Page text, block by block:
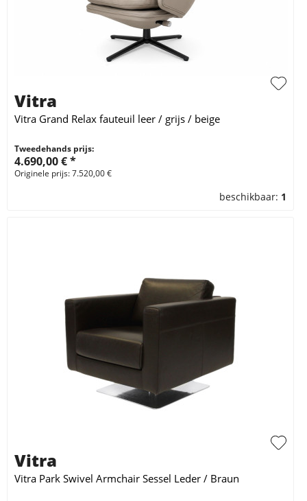
Vitra
Vitra Grand Relax fauteuil leer / grijs / beige
Tweedehands prijs:
4.690,00 € *
Originele prijs: 7.520,00 €
beschikbaar: 1
Vitra
Vitra Park Swivel Armchair Sessel Leder / Braun